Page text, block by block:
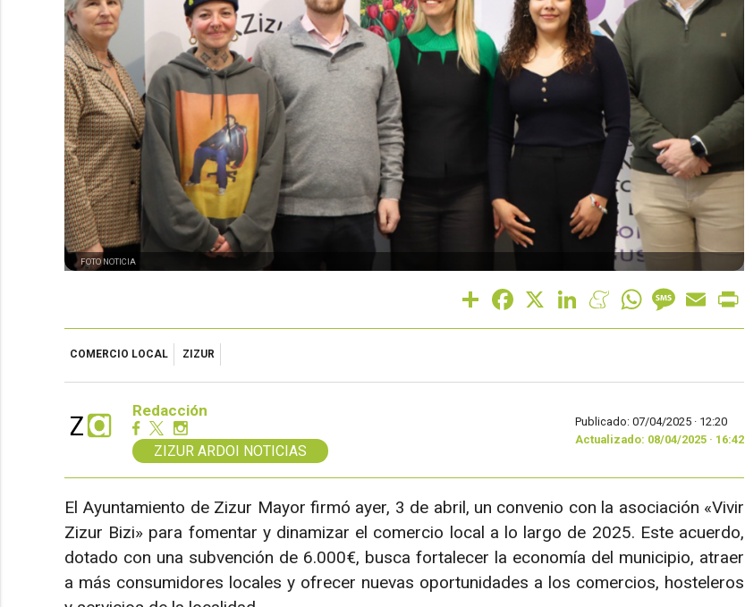
FOTO NOTICIA
Share Facebook LinkedInMeneameWhatsAppMessage
Email
COMERCIO LOCAL ZIZUR
Redacción
ZIZUR ARDOI NOTICIAS
Publicado: 07/04/2025 · 12:20
Actualizado: 08/04/2025 · 16:42
El Ayuntamiento de Zizur Mayor firmó ayer, 3 de abril, un convenio con la asociación «Vivir
Zizur Bizi» para fomentar y dinamizar el comercio local a lo largo de 2025. Este acuerdo,
dotado con una subvención de 6.000€, busca fortalecer la economía del municipio, atraer
a más consumidores locales y ofrecer nuevas oportunidades a los comercios, hosteleros